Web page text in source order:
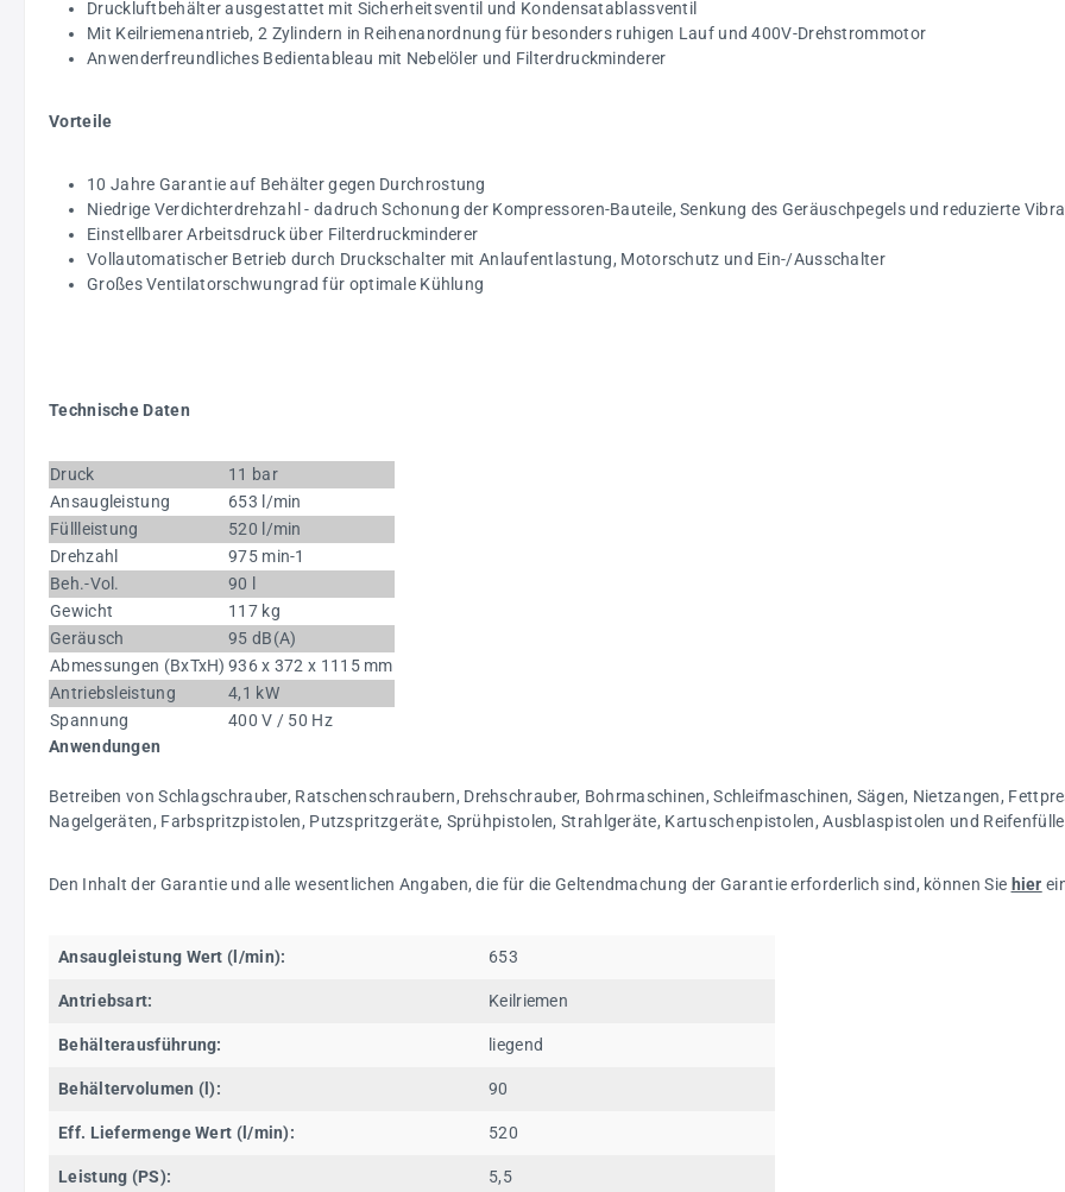
Druckluftbehälter ausgestattet mit Sicherheitsventil und Kondensatablassventil
Mit Keilriemenantrieb, 2 Zylindern in Reihenanordnung für besonders ruhigen Lauf und 400V-Drehstrommotor
Anwenderfreundliches Bedientableau mit Nebelöler und Filterdruckminderer
Vorteile
10 Jahre Garantie auf Behälter gegen Durchrostung
Niedrige Verdichterdrehzahl - dadruch Schonung der Kompressoren-Bauteile, Senkung des Geräuschpegels und reduzierte
Einstellbarer Arbeitsdruck über Filterdruckminderer
Vollautomatischer Betrieb durch Druckschalter mit Anlaufentlastung, Motorschutz und Ein-/Ausschalter
Großes Ventilatorschwungrad für optimale Kühlung
Technische Daten
Druck
11 bar
Ansaugleistung
653 l/min
Füllleistung
520 l/min
Drehzahl
975 min-1
Beh.-Vol.
90 l
Gewicht
117 kg
Geräusch
95 dB(A)
Abmessungen (BxTxH) 936 x 372 x 1115 mm
Antriebsleistung
4,1 kW
Spannung
400 V / 50 Hz
Anwendungen
Betreiben von Schlagschrauber, Ratschenschraubern, Drehschrauber, Bohrmaschinen, Schleifmaschinen, Sägen, Nietzangen,
Nagelgeräten, Farbspritzpistolen, Putzspritzgeräte, Sprühpistolen, Strahlgeräte, Kartuschenpistolen, Ausblaspistolen und
Den Inhalt der Garantie und alle wesentlichen Angaben, die für die Geltendmachung der Garantie erforderlich sind, können Sie hier
Ansaugleistung Wert (l/min): 653
Antriebsart: Keilriemen
Behälterausführung: liegend
Behältervolumen (l): 90
Eff. Liefermenge Wert (l/min): 520
Leistung (PS): 5,5